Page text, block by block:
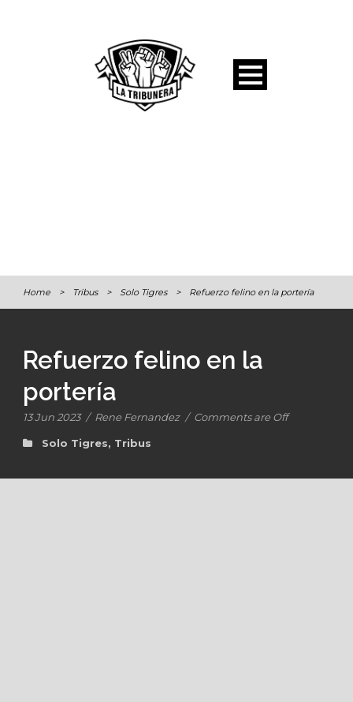
Home > Tribus > Solo Tigres > Refuerzo felino en la portería
Refuerzo felino en la
portería
13 Jun 2023 / Rene Fernandez / Comments are Off
Solo Tigres, Tribus